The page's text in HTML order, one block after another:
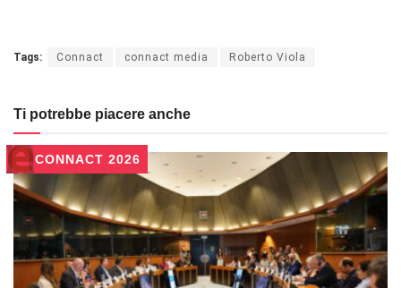
Tags: Connact connact media Roberto Viola
Ti potrebbe piacere anche
CONNACT 2026